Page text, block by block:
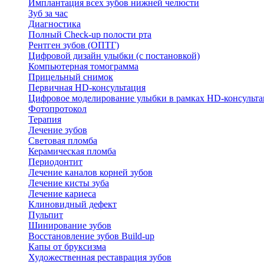
Имплантация всех зубов нижней челюсти
Зуб за час
Диагностика
Полный Check-up полости рта
Рентген зубов (ОПТГ)
Цифровой дизайн улыбки (с постановкой)
Компьютерная томограмма
Прицельный снимок
Первичная HD-консультация
Цифровое моделирование улыбки в рамках HD-
Фотопротокол
Терапия
Лечение зубов
Световая пломба
Керамическая пломба
Периодонтит
Лечение каналов корней зубов
Лечение кисты зуба
Лечение кариеса
Клиновидный дефект
Пульпит
Шинирование зубов
Восстановление зубов Build-up
Капы от бруксизма
Художественная реставрация зубов